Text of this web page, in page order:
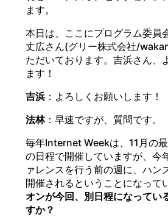
ます。
本日は、ここにプログラム委員
丈広さん(グリー株式会社/
ただいております。吉浜さん、
ます！
吉浜：よろしくお願いします！
法林：早速ですが、質問です。
毎年Internet Weekは、11月の
の日程で開催していますが、今
ァレンスを行う前の週に、ハン
開催されるということになって
オンが今回、別日程になってい
すか？